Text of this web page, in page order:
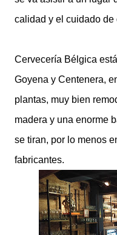
calidad y el cuidado de
Cervecería Bélgica
Goyena y Centenera,
plantas, muy bien
madera y una enorme
se tiran, por lo menos
fabricantes.